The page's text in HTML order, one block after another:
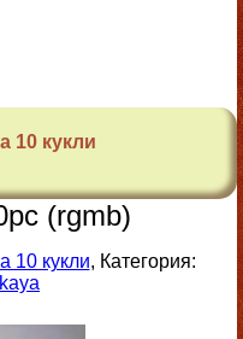
10 кукли
(rgmb)
10 кукли, Категория: